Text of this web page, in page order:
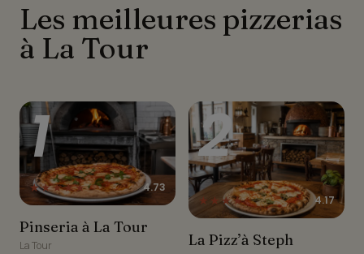
Les meilleures pizzerias
à La Tour
Pinseria à La Tour
1
★★★★★ 4.73
Pinseria à La Tour
La Tour
La Pizz’à Steph
2
★★★★☆ 4.17
La Pizz’à Steph